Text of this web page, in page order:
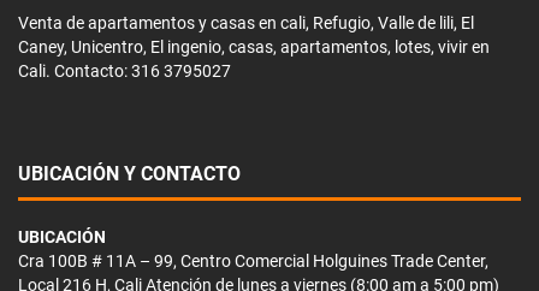
Venta de apartamentos y casas en cali, Refugio, Valle de lili, El
Caney, Unicentro, El ingenio, casas, apartamentos, lotes, vivir en
Cali. Contacto: 316 3795027
UBICACIÓN Y CONTACTO
UBICACIÓN
Cra 100B # 11A – 99, Centro Comercial Holguines Trade Center,
Local 216 H, Cali Atención de lunes a viernes (8:00 am a 5:00 pm)